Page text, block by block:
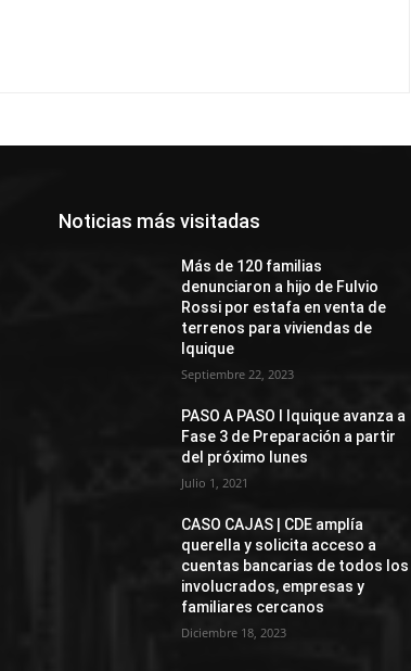
Noticias más visitadas
Más de 120 familias
denunciaron a hijo de Fulvio
Rossi por estafa en venta de
terrenos para viviendas de
Iquique
Septiembre 22, 2023
PASO A PASO I Iquique avanza a
Fase 3 de Preparación a partir
del próximo lunes
Julio 1, 2021
CASO CAJAS | CDE amplía
querella y solicita acceso a
cuentas bancarias de todos los
involucrados, empresas y
familiares cercanos
Diciembre 18, 2023